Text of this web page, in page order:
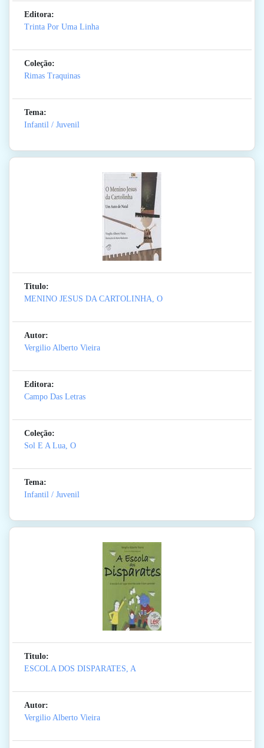
Editora:
Trinta Por Uma Linha
Coleção:
Rimas Traquinas
Tema:
Infantil / Juvenil
Titulo:
MENINO JESUS DA CARTOLINHA, O
Autor:
Vergilio Alberto Vieira
Editora:
Campo Das Letras
Coleção:
Sol E A Lua, O
Tema:
Infantil / Juvenil
Titulo:
ESCOLA DOS DISPARATES, A
Autor:
Vergilio Alberto Vieira